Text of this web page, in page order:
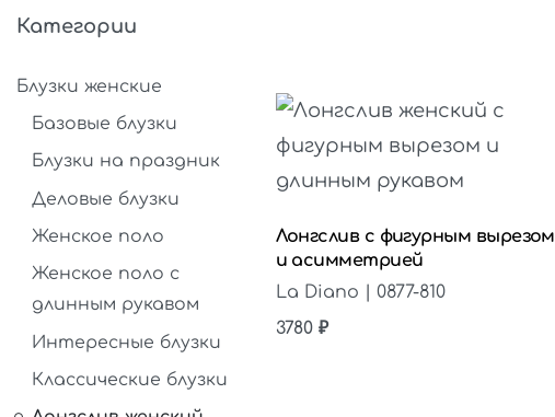
Категории
Блузки женские
Базовые блузки
Блузки на праздник
Деловые блузки
Женское поло
Женское поло с
длинным рукавом
Интересные блузки
Классические блузки
Лонгслив с фигурным вырезом
и асимметрией
La Diano | 0877-810
3780 ₽